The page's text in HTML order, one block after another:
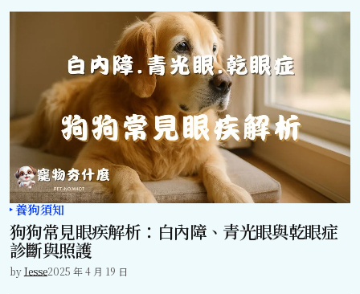
養狗須知
狗狗常見眼疾解析：白內障、青光眼與乾眼症
診斷與照護
byJesse2025 年 4 月 19 日